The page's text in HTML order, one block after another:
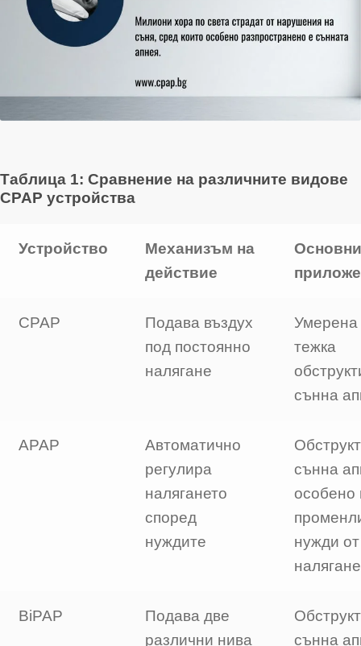
Таблица 1: Сравнение на различните видове
CPAP устройства
Устройство
Механизъм на
действие
Основни
CPAP
Подава въздух
под постоянно
налягане
Умерена
тежка
сънна
APAP
Автоматично
регулира
налягането
според
нуждите
сънна
особено
нужди от
налягане
BiPAP
Подава две
различни нива
сънна